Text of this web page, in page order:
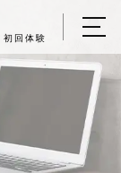
初回体験
て